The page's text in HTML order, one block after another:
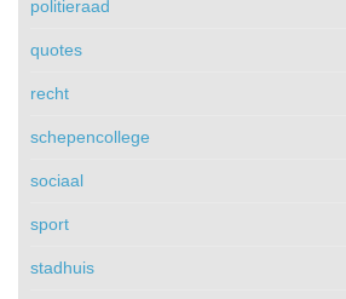
politieraad
quotes
recht
schepencollege
sociaal
sport
stadhuis